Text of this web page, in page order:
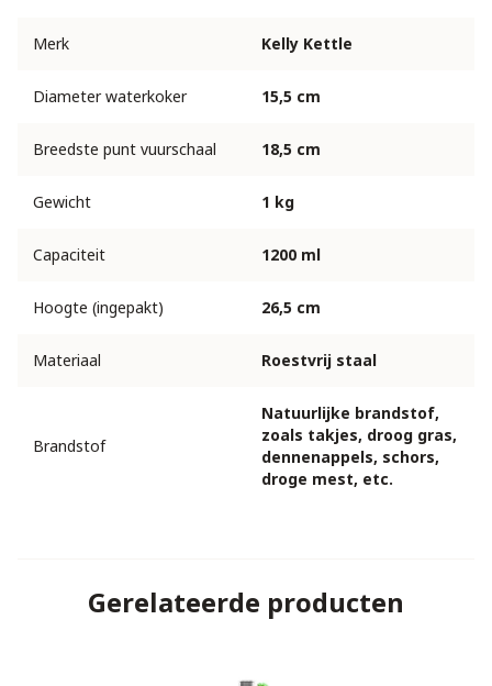
Merk Kelly Kettle
Diameter waterkoker 15,5 cm
Breedste punt vuurschaal 18,5 cm
Gewicht 1 kg
Capaciteit 1200 ml
Hoogte (ingepakt) 26,5 cm
Materiaal Roestvrij staal
Brandstof
Natuurlijke brandstof,
zoals takjes, droog gras,
dennenappels, schors,
droge mest, etc.
Gerelateerde producten